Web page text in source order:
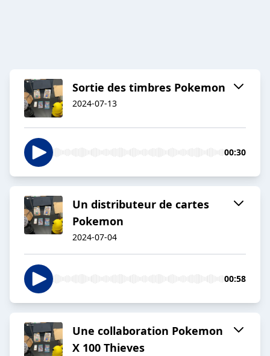
Sortie des timbres Pokemon
2024-07-13
00:30
Un distributeur de cartes
Pokemon
2024-07-04
00:58
Une collaboration Pokemon
X 100 Thieves